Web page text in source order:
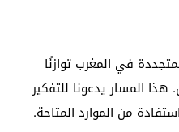
في المغرب توازنًا
هذا المسار يدعونا للتفكير
من الموارد المتاحة.